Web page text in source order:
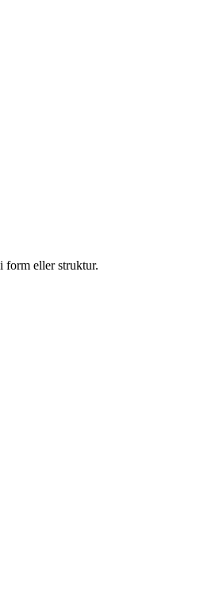
form eller struktur.